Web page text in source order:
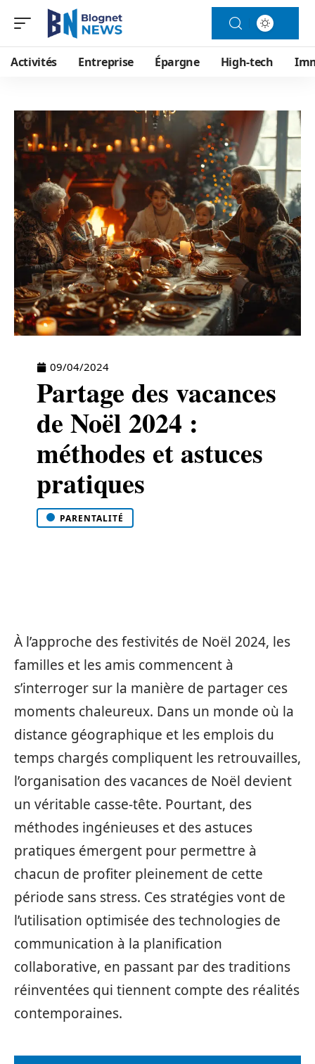
Activités Entreprise Épargne High-tech
09/04/2024
Partage des vacances
de Noël 2024 :
méthodes et astuces
pratiques
PARENTALITÉ
À l’approche des festivités de Noël 2024, les
familles et les amis commencent à
s’interroger sur la manière de partager ces
moments chaleureux. Dans un monde où la
distance géographique et les emplois du
temps chargés compliquent les retrouvailles,
l’organisation des vacances de Noël devient
un véritable casse-tête. Pourtant, des
méthodes ingénieuses et des astuces
pratiques émergent pour permettre à
chacun de profiter pleinement de cette
période sans stress. Ces stratégies vont de
l’utilisation optimisée des technologies de
communication à la planification
collaborative, en passant par des traditions
réinventées qui tiennent compte des réalités
contemporaines.